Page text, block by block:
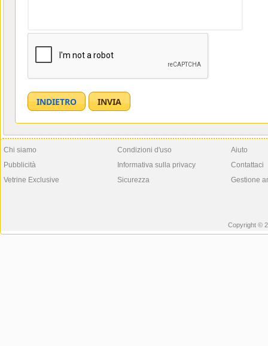
Chi siamo
Pubblicità
Vetrine Exclusive
Condizioni d'uso
Informativa sulla privacy
Sicurezza
Aiuto
Contattaci
Gestione
Copyright ©